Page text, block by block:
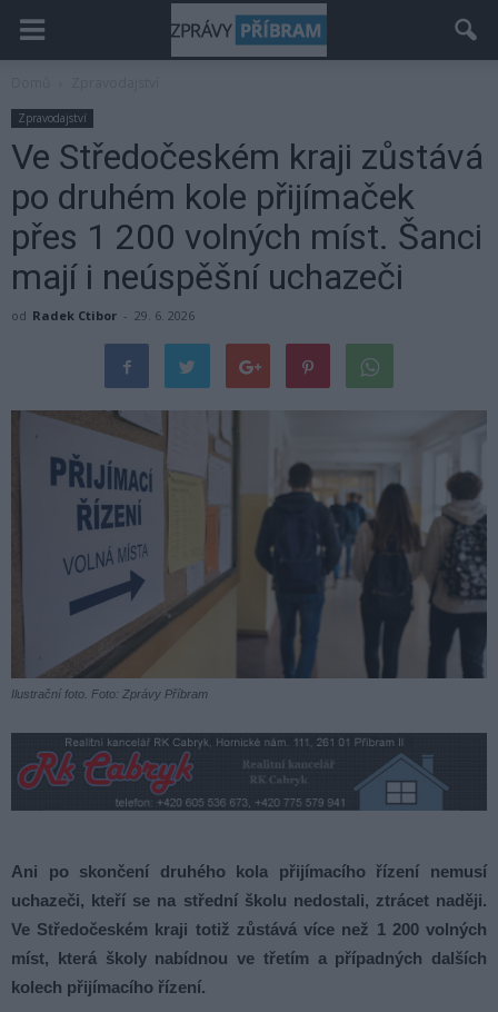
Zpravodajství
Ve Středočeském kraji zůstává
po druhém kole přijímaček
přes 1 200 volných míst. Šanci
mají i neúspěšní uchazeči
od Radek Ctibor - 29. 6. 2026
Ilustrační foto. Foto: Zprávy Příbram
Ani po skončení druhého kola přijímacího řízení nemusí
uchazeči, kteří se na střední školu nedostali, ztrácet naději.
Ve Středočeském kraji totiž zůstává více než 1 200 volných
míst, která školy nabídnou ve třetím a případných dalších
kolech přijímacího řízení.